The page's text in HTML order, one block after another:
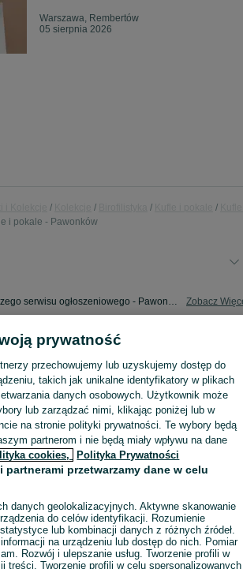
Warszawa, Rembertów
05 sierpnia 2026
i pokale - Pawonków
Skorzystaj z największego serwisu ogłoszeniowego - Pawonków i okolice! - kupuj lub sprzedawaj jeszcze wygodniej w kategorii Kufle i pokale! Zobacz
prywatność
przechowujemy lub uzyskujemy dostęp do
takich jak unikalne identyfikatory w plikach
danych osobowych. Użytkownik może
lub zarządzać nimi, klikając poniżej lub w
na stronie polityki prywatności. Te wybory będą
partnerom i nie będą miały wpływu na dane
cookies, Polityka Prywatności
partnerami przetwarzamy dane w celu
danych geolokalizacyjnych. Aktywne skanowanie
do celów identyfikacji. Rozumienie
lub kombinacji danych z różnych źródeł.
na urządzeniu lub dostęp do nich. Pomiar
Rozwój i ulepszanie usług. Tworzenie profili w
treści. Tworzenie profili w celu spersonalizowanych